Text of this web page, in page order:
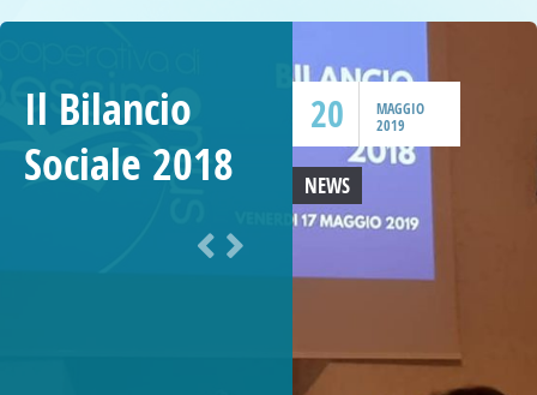
20
MAGGIO
2019
Il Bilancio
Sociale 2018
NEWS